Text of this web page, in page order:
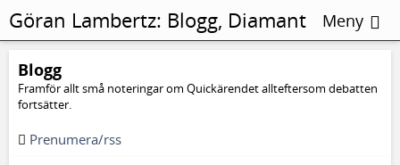
Blogg
Framför allt små noteringar om Quickärendet allteftersom debatten
fortsätter.
Prenumera/rss
Göran Lambertz: Blogg, Diamant
Salihu
Meny